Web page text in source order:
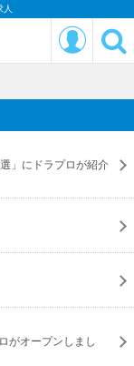
」にドラプロが紹介
がオープンしまし